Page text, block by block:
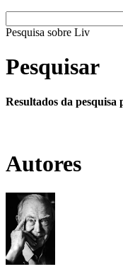
Pesquisa sobre Literatura
Pesquisar
Resultados da
Autores